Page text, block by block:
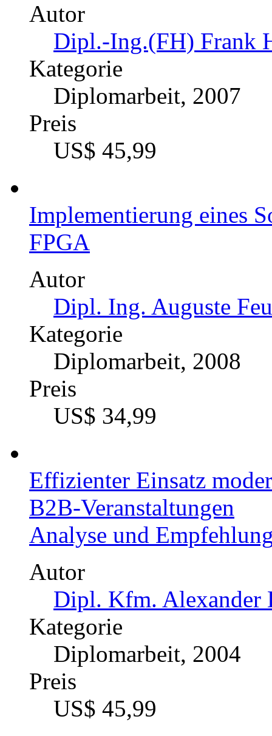
Autor
Dipl.-Ing.(FH) Frank
Kategorie
Diplomarbeit, 2007
Preis
US$ 45,99
Implementierung eines
FPGA
Autor
Dipl. Ing. Auguste
Kategorie
Diplomarbeit, 2008
Preis
US$ 34,99
Effizienter Einsatz
B2B-Veranstaltungen
Analyse und
Autor
Dipl. Kfm. Alexander
Kategorie
Diplomarbeit, 2004
Preis
US$ 45,99